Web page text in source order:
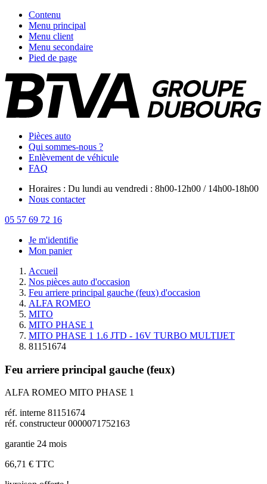
Contenu
Menu principal
Menu client
Menu secondaire
Pied de page
Pièces auto
Qui sommes-nous ?
Enlèvement de véhicule
FAQ
Horaires : Du lundi au vendredi : 8h00-12h00 / 14h00-18h00
Nous contacter
05 57 69 72 16
Je m'identifie
Mon panier
Accueil
Nos pièces auto d'occasion
Feu arriere principal gauche (feux) d'occasion
ALFA ROMEO
MITO
MITO PHASE 1
MITO PHASE 1 1.6 JTD - 16V TURBO MULTIJET
81151674
Feu arriere principal gauche (feux)
ALFA ROMEO MITO PHASE 1
réf. interne 81151674
réf. constructeur 0000071752163
garantie 24 mois
66,71 € TTC